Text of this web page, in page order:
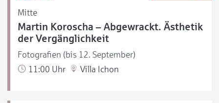
Mitte
Martin Koroscha – Abgewrackt. Ästhetik
der Vergänglichkeit
Fotografien (bis 12. September)
11:00 Uhr
Villa Ichon